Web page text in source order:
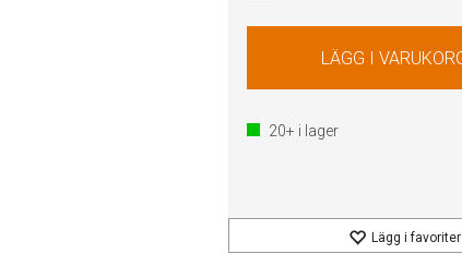
20+ i lager
Lägg i favoriter